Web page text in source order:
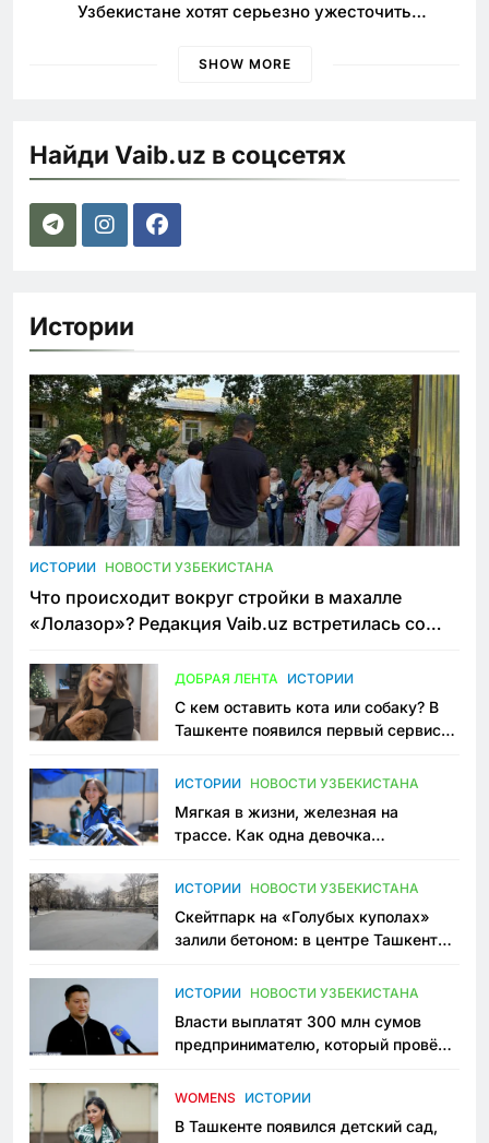
Узбекистане хотят серьезно ужесточить
SHOW MORE
Найди Vaib.uz в соцсетях
Истории
ИСТОРИИ НОВОСТИ УЗБЕКИСТАНА
Что происходит вокруг стройки в махалле
«Лолазор»? Редакция Vaib.uz встретилась со
ДОБРАЯ ЛЕНТА ИСТОРИИ
С кем оставить кота или собаку? В
Ташкенте появился первый сервис
ИСТОРИИ НОВОСТИ УЗБЕКИСТАНА
Мягкая в жизни, железная на
трассе. Как одна девочка
Узбекистане
ИСТОРИИ НОВОСТИ УЗБЕКИСТАНА
Скейтпарк на «Голубых куполах»
залили бетоном: в центре Ташкента
пространство
ИСТОРИИ НОВОСТИ УЗБЕКИСТАНА
Власти выплатят 300 млн сумов
предпринимателю, который провёл
приговору
WOMENS ИСТОРИИ
В Ташкенте появился детский сад,